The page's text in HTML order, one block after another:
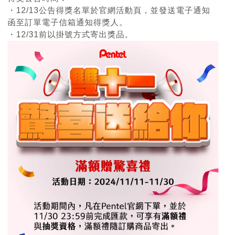
・12/13公告得獎名單於官網活動頁，並發送電子通知
函至訂單電子信箱通知得獎人。
・12/31前以掛號方式寄出獎品。